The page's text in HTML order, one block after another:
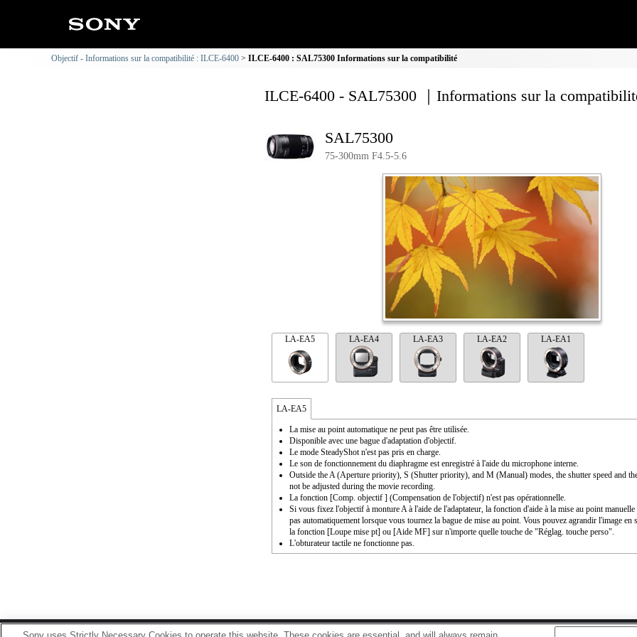
Objectif - Informations sur la compatibilité : ILCE-6400 ILCE-6400 : SAL75300 Informations sur la compatibilité
ILCE-6400 - SAL75300 ｜Informations sur la
SAL75300
75-300mm F4.5-5.6
LA-EA5 LA-EA4 LA-EA3 LA-EA2 LA-EA1
LA-EA5
La mise au point automatique ne peut pas être utilisée.
Disponible avec une bague d'adaptation d'objectif.
Le mode SteadyShot n'est pas pris en charge.
Le son de fonctionnement du diaphragme est enregistré à l'aide du microphone interne.
Outside the A (Aperture priority), S (Shutter priority), and M (Manual) modes, the shutter speed and
not be adjusted during the movie recording.
La fonction [Comp. objectif ] (Compensation de l'objectif) n'est pas opérationnelle.
Si vous fixez l'objectif à monture A à l'aide de l'adaptateur, la fonction d'aide à la mise au point
pas automatiquement lorsque vous tournez la bague de mise au point. Vous pouvez agrandir l'image en
la fonction [Loupe mise pt] ou [Aide MF] sur n'importe quelle touche de "Réglag. touche perso".
L'obturateur tactile ne fonctionne pas.